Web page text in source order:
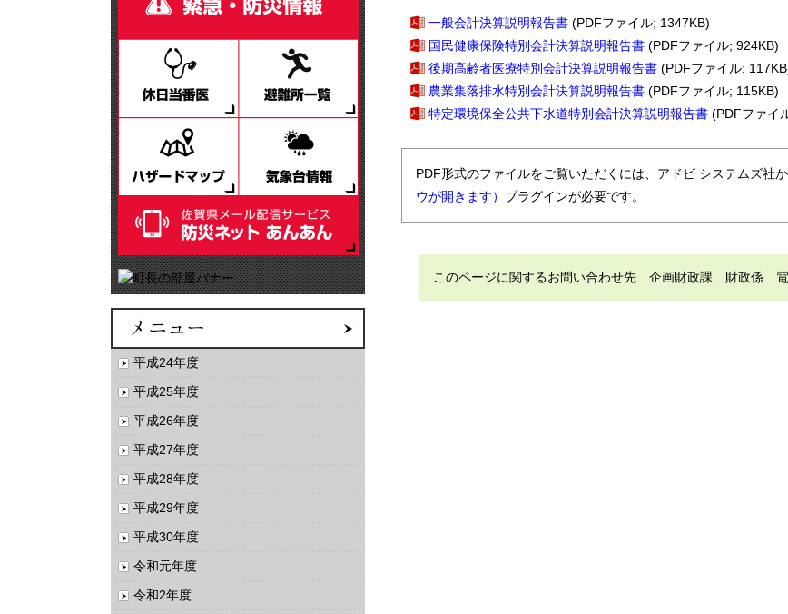
平成24年度
平成25年度
平成26年度
平成27年度
平成28年度
平成29年度
平成30年度
令和元年度
令和2年度
一般会計決算説明報告書 (PDFファイル; 1347KB)
国民健康保険特別会計決算説明報告書 (PDFファイル; 924KB)
後期高齢者医療特別会計決算説明報告書 (PDFファイル;
農業集落排水特別会計決算説明報告書 (PDFファイル; 115KB)
特定環境保全公共下水道特別会計決算説明報告書 (PDFファイ
PDF形式のファイルをご覧いただくには、アドビ システムズ社
ウが開きます） プラグインが必要です。
このページに関するお問い合わせ先 企画財政課 財政係 電